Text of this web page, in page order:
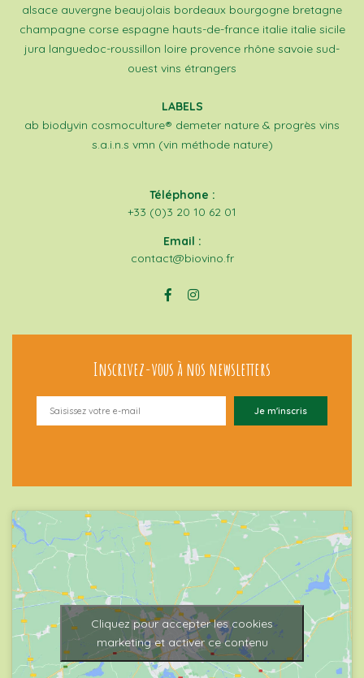
alsace auvergne beaujolais bordeaux bourgogne bretagne
champagne corse espagne hauts-de-france italie italie sicile
jura languedoc-roussillon loire provence rhône savoie sud-
ouest vins étrangers
LABELS
ab biodyvin cosmoculture® demeter nature & progrès vins
s.a.i.n.s vmn (vin méthode nature)
Téléphone :
+33 (0)3 20 10 62 01
Email :
contact@biovino.fr
Inscrivez-vous à nos newsletters
Cliquez pour accepter les cookies
marketing et activer ce contenu